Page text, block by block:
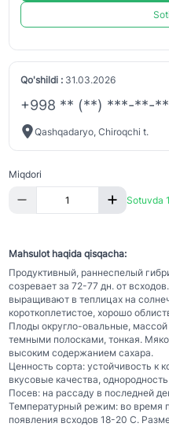
Qo'shildi :31.03.2026
+998 ** (**) ***-**-**
Qashqadaryo, Chiroqchi t.
Miqdori
Sotuvda
Mahsulot haqida qisqacha:
Продуктивный, раннеспелый
созревает за 72-77 дн. от
выращивают в теплицах на
короткоплетистое, хорошо
Плоды округло-овальные,
темными полосками, тонкая.
высоким содержанием сахара.
Ценность сорта: устойчивость к
вкусовые качества,
Посев: на рассаду в последней
Температурный режим: во время
появления всходов 18-20 С.